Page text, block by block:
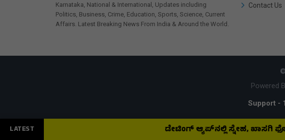
Karnataka, National & International, Updates including
Politics, Business, Crime, Education, Sports, Science, Current
Affairs. Latest Breaking News From India & Around the World.
Contact Us
Powered
Support -
LATEST ಡೇಟಿಂಗ್ ಆ್ಯಪ್‌ನಲ್ಲಿ ಸ್ನೇಹ, ಖಾಸಗಿ